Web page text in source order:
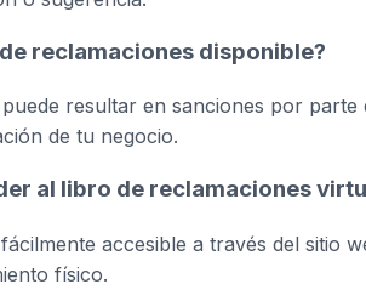
reclamaciones disponible?
resultar en sanciones por parte
de tu negocio.
al libro de reclamaciones
accesible a través del sitio
físico.